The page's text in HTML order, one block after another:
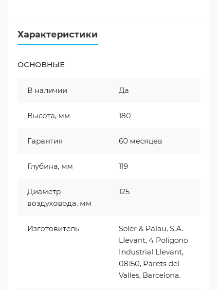
Характеристики
ОСНОВНЫЕ
В наличии Да
Высота, мм 180
Гарантия 60 месяцев
Глубина, мм 119
Диаметр
воздуховода, мм
125
Изготовитель
Soler & Palau, S.A.
Llevant, 4 Poligono
Industrial Llevant,
08150, Parets del
Valles, Barcelona.